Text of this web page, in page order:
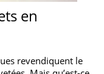
en
revendiquent le